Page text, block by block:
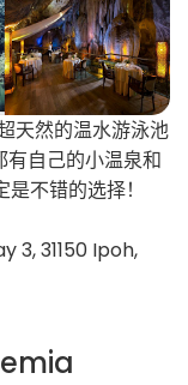
天然的温水游泳池
自己的小温泉和
不错的选择！
3, 31150 Ipoh,